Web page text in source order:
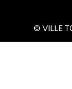
© VILLE